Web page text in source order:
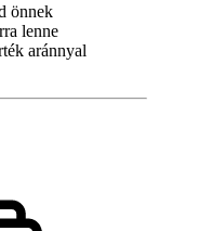
önnek
lenne
aránnyal